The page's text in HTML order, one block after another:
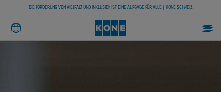
DIE FÖRDERUNG VON VIELFALT UND INKLUSION IST EINE AUFGABE FÜR ALLE | KONE SCHWEIZ